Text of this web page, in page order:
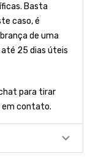
Basta
caso, é
de uma
25 dias úteis
para tirar
em contato.